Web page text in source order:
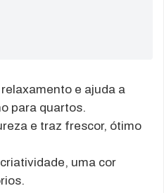
e ajuda a
para quartos.
e traz frescor, ótimo
uma cor